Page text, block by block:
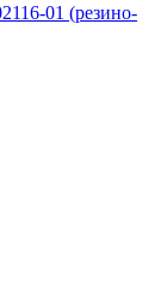
01 (резино-